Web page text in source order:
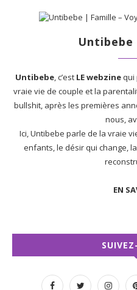
Untibebe
Untibebe, c’est LE webzinequi
vraie vie de couple et la
bullshit, après les premières
nous,
Ici, Untibebe parle de la vraie
enfants, le désir qui change,
EN